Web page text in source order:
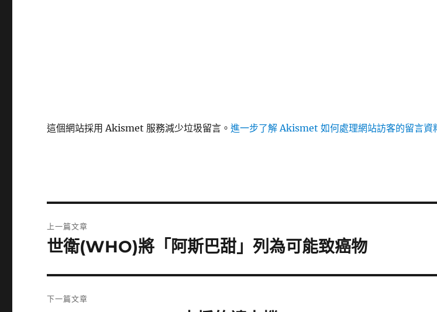
這個網站採用 Akismet 服務減少垃圾留言。進一步了解 Akismet 如何處理網站訪客的留言資
章
上一篇文章
上
篇
文
世衛(WHO)將「阿斯巴甜」列為可能致癌物
下一篇文章